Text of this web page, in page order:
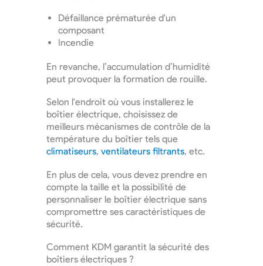
Défaillance prématurée d'un
composant
Incendie
En revanche, l’accumulation d’humidité
peut provoquer la formation de rouille.
Selon l'endroit où vous installerez le
boîtier électrique, choisissez de
meilleurs mécanismes de contrôle de la
température du boîtier tels que
climatiseurs, ventilateurs filtrants, etc.
En plus de cela, vous devez prendre en
compte la taille et la possibilité de
personnaliser le boîtier électrique sans
compromettre ses caractéristiques de
sécurité.
Comment KDM garantit la sécurité des
boîtiers électriques ?